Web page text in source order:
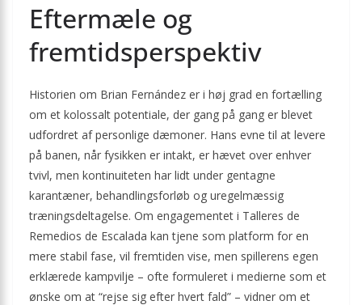
Eftermæle og
fremtidsperspektiv
Historien om Brian Fernández er i høj grad en fortælling
om et kolossalt potentiale, der gang på gang er blevet
udfordret af personlige dæmoner. Hans evne til at levere
på banen, når fysikken er intakt, er hævet over enhver
tvivl, men kontinuiteten har lidt under gentagne
karantæner, behandlingsforløb og uregelmæssig
træningsdeltagelse. Om engagementet i Talleres de
Remedios de Escalada kan tjene som platform for en
mere stabil fase, vil fremtiden vise, men spillerens egen
erklærede kampvilje – ofte formuleret i medierne som et
ønske om at “rejse sig efter hvert fald” – vidner om et